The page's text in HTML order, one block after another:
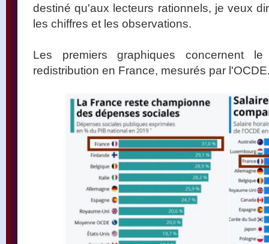
destiné qu'aux lecteurs rationnels, je veux
les chiffres et les observations.
Les premiers graphiques concernent
redistribution en France, mesurés par